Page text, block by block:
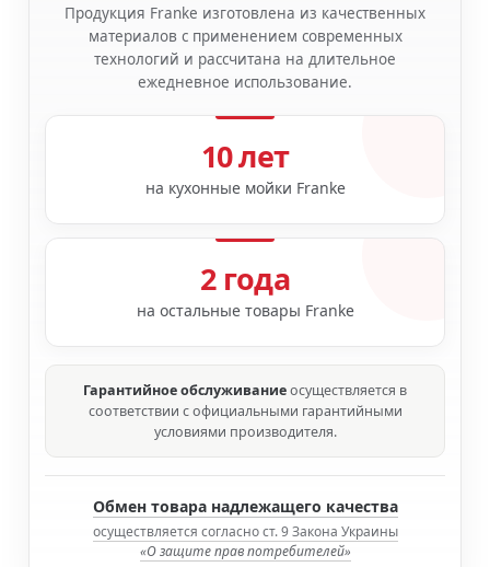
Продукция Franke изготовлена из качественных
материалов с применением современных
технологий и рассчитана на длительное
ежедневное использование.
10 лет
на кухонные мойки Franke
2 года
на остальные товары Franke
Гарантийное обслуживаниеосуществляется в
соответствии с официальными гарантийными
условиями производителя.
Обмен товара надлежащего качества
осуществляется согласно ст. 9 Закона Украины
«О защите прав потребителей»